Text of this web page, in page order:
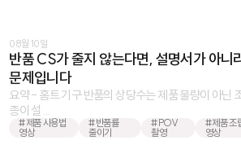
08월 10일
반품 CS가 줄지 않는다면, 설명서가 아
문제입니다
요약 - 홈트 기구 반품의 상당수는 제품 불량이 아닌
종이 설 ...
#제품 사용법
영상
#반품률
줄이기
#POV
촬영
#제품 조
영상